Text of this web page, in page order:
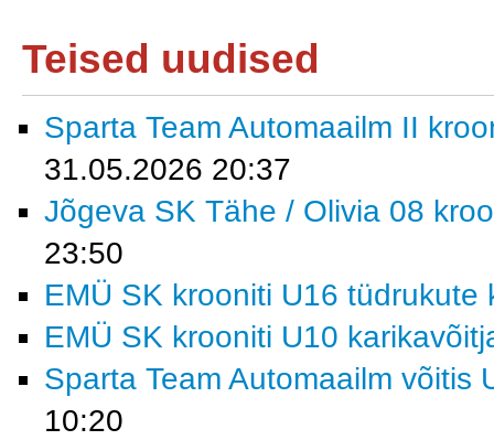
Teised uudised
Sparta Team Automaailm II
31.05.2026 20:37
Jõgeva SK Tähe / Olivia 08
23:50
EMÜ SK krooniti U16 tüdrukute
EMÜ SK krooniti U10
Sparta Team Automaailm võitis
10:20